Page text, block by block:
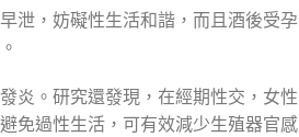
泄，妨礙性生活和諧，而且酒後受孕
炎。研究還發現，在經期性交，女性
免過性生活，可有效減少生殖器官感